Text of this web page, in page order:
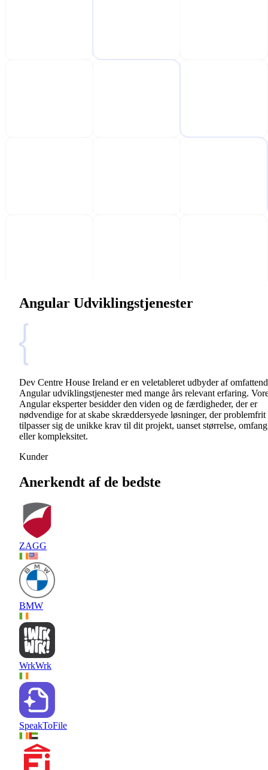
Angular Udviklingstjenester
Dev Centre House Ireland er en veletableret udbyder af
Angular udviklingstjenester med mange års relevant erfaring.
Angular eksperter besidder den viden og de færdigheder, der er
nødvendige for at skabe skræddersyede løsninger, der problemfrit
tilpasser sig de unikke krav til dit projekt, uanset størrelse, omfang
eller kompleksitet.
Kunder
Anerkendt af de bedste
ZAGG
BMW
WrkWrk
SpeakToFile